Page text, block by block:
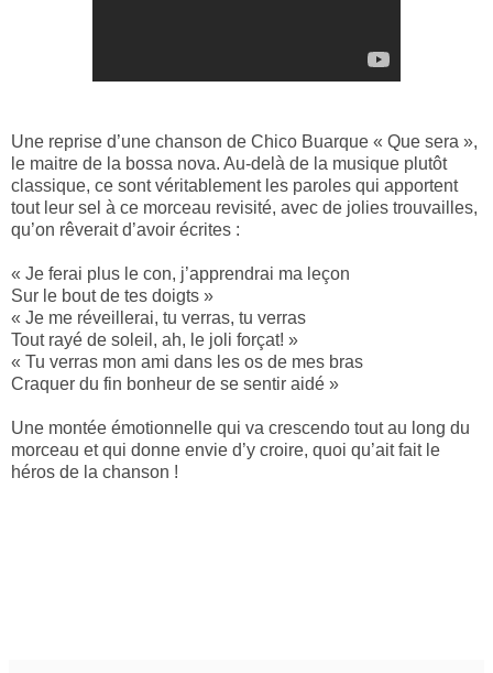
Une reprise d’une chanson de Chico Buarque « Que sera »,
le maitre de la bossa nova. Au-delà de la musique plutôt
classique, ce sont véritablement les paroles qui apportent
tout leur sel à ce morceau revisité, avec de jolies trouvailles,
qu’on rêverait d’avoir écrites :
« Je ferai plus le con, j’apprendrai ma leçon
Sur le bout de tes doigts »
« Je me réveillerai, tu verras, tu verras
Tout rayé de soleil, ah, le joli forçat! »
« Tu verras mon ami dans les os de mes bras
Craquer du fin bonheur de se sentir aidé »
Une montée émotionnelle qui va crescendo tout au long du
morceau et qui donne envie d’y croire, quoi qu’ait fait le
héros de la chanson !